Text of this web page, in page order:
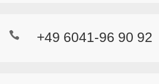
 +49 6041-96 90 92